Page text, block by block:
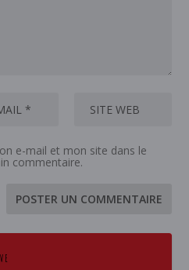
e-mail et mon site dans le
commentaire.